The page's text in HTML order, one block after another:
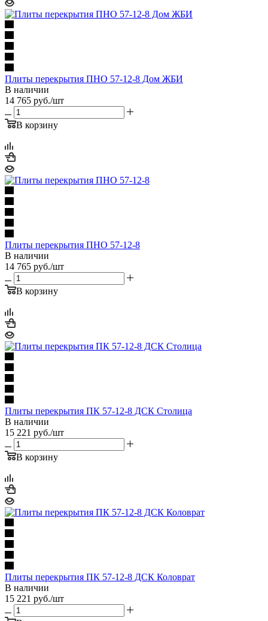
Плиты перекрытия ПНО 57-12-8 Дом ЖБИ
В наличии
14 765 руб./шт
В корзину
Плиты перекрытия ПНО 57-12-8
В наличии
14 765 руб./шт
В корзину
Плиты перекрытия ПК 57-12-8 ДСК Столица
В наличии
15 221 руб./шт
В корзину
Плиты перекрытия ПК 57-12-8 ДСК Коловрат
В наличии
15 221 руб./шт